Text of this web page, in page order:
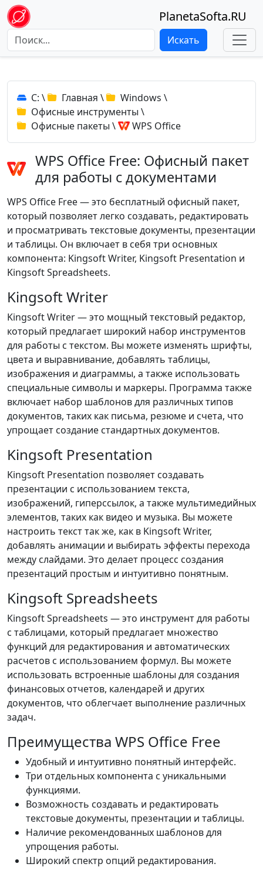
PlanetaSofta.RU
Искать
C: \ Главная \ Windows \
Офисные инструменты \
Офисные пакеты \ WPS Office
WPS Office Free: Офисный пакет
для работы с документами
WPS Office Free — это бесплатный офисный пакет,
который позволяет легко создавать, редактировать
и просматривать текстовые документы, презентации
и таблицы. Он включает в себя три основных
компонента: Kingsoft Writer, Kingsoft Presentation и
Kingsoft Spreadsheets.
Kingsoft Writer
Kingsoft Writer — это мощный текстовый редактор,
который предлагает широкий набор инструментов
для работы с текстом. Вы можете изменять шрифты,
цвета и выравнивание, добавлять таблицы,
изображения и диаграммы, а также использовать
специальные символы и маркеры. Программа также
включает набор шаблонов для различных типов
документов, таких как письма, резюме и счета, что
упрощает создание стандартных документов.
Kingsoft Presentation
Kingsoft Presentation позволяет создавать
презентации с использованием текста,
изображений, гиперссылок, а также мультимедийных
элементов, таких как видео и музыка. Вы можете
настроить текст так же, как в Kingsoft Writer,
добавлять анимации и выбирать эффекты перехода
между слайдами. Это делает процесс создания
презентаций простым и интуитивно понятным.
Kingsoft Spreadsheets
Kingsoft Spreadsheets — это инструмент для работы
с таблицами, который предлагает множество
функций для редактирования и автоматических
расчетов с использованием формул. Вы можете
использовать встроенные шаблоны для создания
финансовых отчетов, календарей и других
документов, что облегчает выполнение различных
задач.
Преимущества WPS Office Free
Удобный и интуитивно понятный интерфейс.
Три отдельных компонента с уникальными
функциями.
Возможность создавать и редактировать
текстовые документы, презентации и таблицы.
Наличие рекомендованных шаблонов для
упрощения работы.
Широкий спектр опций редактирования.